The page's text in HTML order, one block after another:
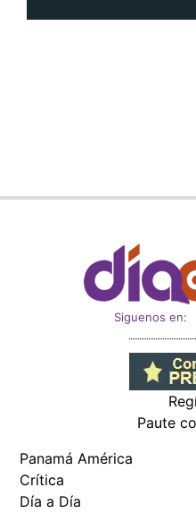
Siguenos en:
Paute
Panamá América
Crítica
Día a Día